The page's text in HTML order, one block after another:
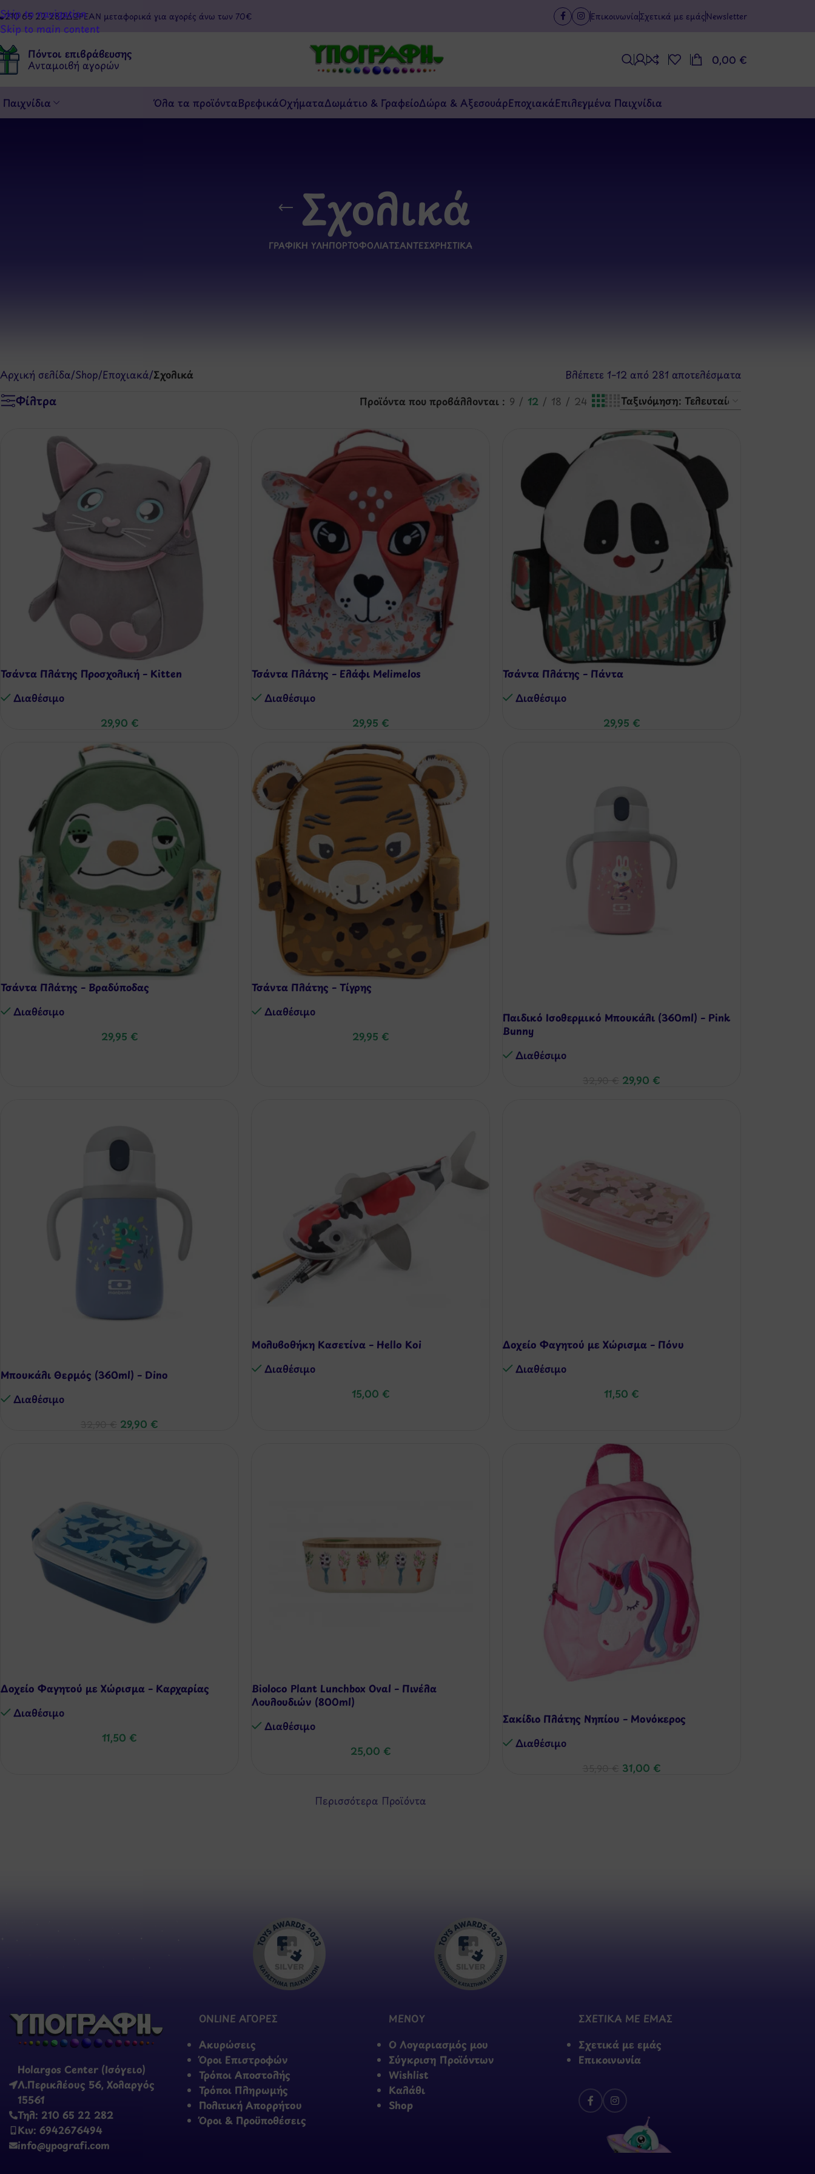
Skip to navigation
Skip to main content
210 65 22 282ΔΩΡΕΑΝ μεταφορικά για αγορές άνω των 70€ Επικοινωνία Σχετικά με εμάςNewsletter
Πόντοι επιβράβευσης
Ανταμοιβή αγορών 0,00 €
Παιχνίδια Όλα τα προϊόνταΒρεφικάΟχήματαΔωμάτιο & ΓραφείοΔώρα & ΑξεσουάρΕποχιακάΕπιλεγμένα Παιχνίδια
Σχολικά
ΓΡΑΦΙΚΉ ΎΛΗΠΟΡΤΟΦΌΛΙΑΤΣΆΝΤΕΣΧΡΗΣΤΙΚΆ
Αρχική σελίδα/Shop/Εποχιακά/Σχολικά Βλέπετε 1–12 από 281 αποτελέσματα
Φίλτρα Προϊόντα που προβάλλονται 9 12 18 24
Τσάντα Πλάτης Προσχολική – Kitten
Διαθέσιμo
29,90 €
Τσάντα Πλάτης – Ελάφι Melimelos
Διαθέσιμo
29,95 €
Τσάντα Πλάτης – Πάντα
Διαθέσιμo
29,95 €
Τσάντα Πλάτης – Βραδύποδας
Διαθέσιμo
29,95 €
Τσάντα Πλάτης – Τίγρης
Διαθέσιμo
29,95 €
Παιδικό Ισοθερμικό Μπουκάλι (360ml) – Pink
Bunny
Διαθέσιμo
29,90 €
Μπουκάλι Θερμός (360ml) – Dino
Διαθέσιμo
29,90 €
Μολυβοθήκη Κασετίνα – Hello Koi
Διαθέσιμo
15,00 €
Δοχείο Φαγητού με Χώρισμα – Πόνυ
Διαθέσιμo
11,50 €
Δοχείο Φαγητού με Χώρισμα – Καρχαρίας
Διαθέσιμo
11,50 €
Bioloco Plant Lunchbox Oval – Πινέλα
Λουλουδιών (800ml)
Διαθέσιμo
25,00 €
Σακίδιο Πλάτης Νηπίου – Μονόκερος
Διαθέσιμo
31,00 €
Περισσότερα Προϊόντα
Holargos Center (Ισόγειο)
Λ.Περικλέους 56, Χολαργός
15561
Τηλ: 210 65 22 282
Κιν: 6942676494
info@ypografi.com
ONLINE ΑΓΟΡΕΣ
Ακυρώσεις
Όροι Επιστροφών
Τρόποι Αποστολής
Τρόποι Πληρωμής
Πολιτική Απορρήτου
Όροι & Προϋποθέσεις
ΜΕΝΟΥ
Ο Λογαριασμός μου
Σύγκριση Προϊόντων
Wishlist
Καλάθι
Shop
ΣΧΕΤΙΚΑ ΜΕ ΕΜΑΣ
Σχετικά με εμάς
Επικοινωνία